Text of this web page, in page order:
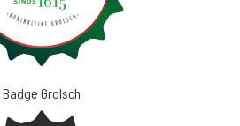
Badge Grolsch